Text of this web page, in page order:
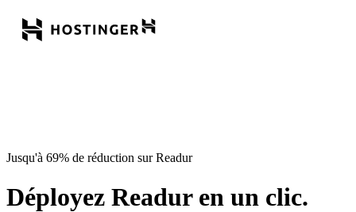
Jusqu'à 69% de réduction sur Readur
Déployez Readur en un clic.